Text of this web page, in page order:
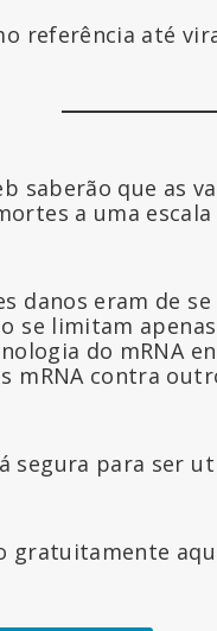
referência até
saberão que as
a uma
danos eram de
se limitam
do mRNA
mRNA contra
segura para ser
gratuitamente